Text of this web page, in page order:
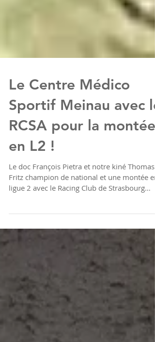
Le Centre Médico
Sportif Meinau avec le
RCSA pour la montée
en L2 !
Le doc François Pietra et notre kiné Thomas
ligue 2 avec le Racing Club de Strasbourg